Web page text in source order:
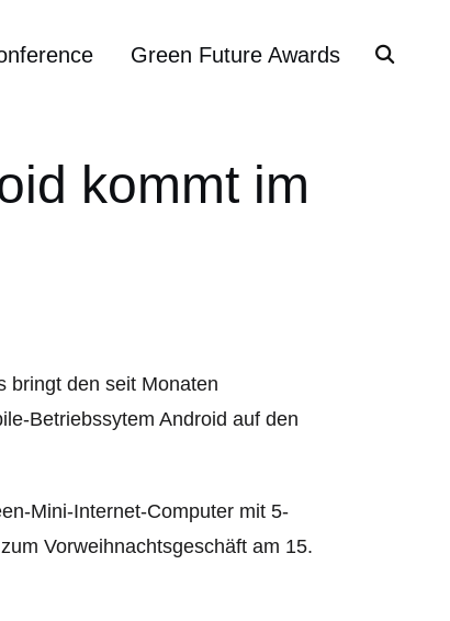
Green Future Awards
kommt im
bringt den seit Monaten
Betriebssytem Android auf den
Mini-Internet-Computer mit 5-
Vorweihnachtsgeschäft am 15.